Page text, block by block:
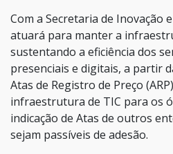
Com a Secretaria de Inovação
atuará para manter a
sustentando a eficiência dos
presenciais e digitais, a partir
Atas de Registro de Preço
infraestrutura de TIC para os
indicação de Atas de outros
sejam passíveis de adesão.